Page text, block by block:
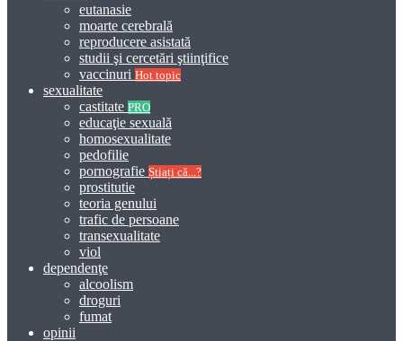
eutanasie
moarte cerebrală
reproducere asistată
studii şi cercetări ştiinţifice
vaccinuri Hot topic
sexualitate
castitate PRO
educaţie sexuală
homosexualitate
pedofilie
pornografie Știați că...?
prostitutie
teoria genului
trafic de persoane
transexualitate
viol
dependenţe
alcoolism
droguri
fumat
opinii